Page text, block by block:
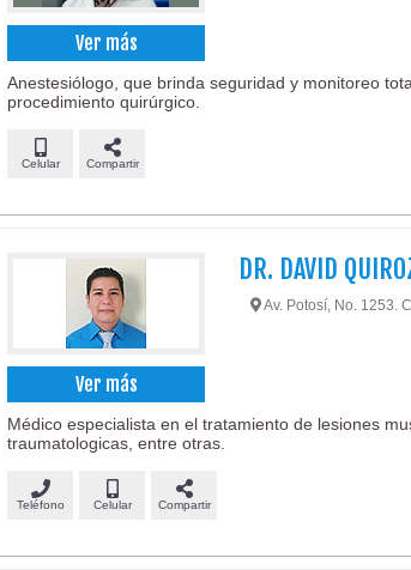
Ver más
Anestesiólogo, que brinda seguridad y monitoreo
procedimiento quirúrgico.
Celular Compartir
Ver más
DR. DAVID
Av. Potosí, No. 1253.
Médico especialista en el tratamiento de lesiones
traumatologicas, entre otras.
Teléfono Celular Compartir